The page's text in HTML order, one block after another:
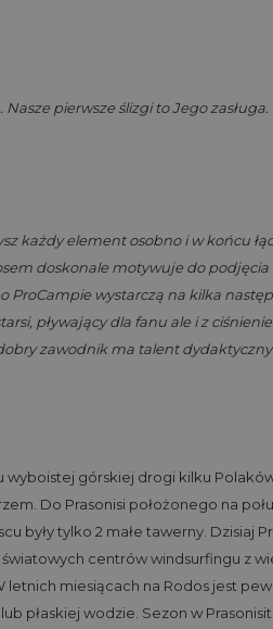
pierwsze ślizgi to Jego
każdy element osobno i w końcu
doskonale motywuje do
ProCampie wystarczą na kilka
pływający dla fanu ale i z
zawodnik ma talent dydaktyczny.
wyboistej górskiej drogi kilku
Do Prasonisi położonego na
były tylko 2 małe tawerny. Dzisiaj
centrów windsurfingu z
miesiącach na Rodos jest
płaskiej wodzie. Sezon w